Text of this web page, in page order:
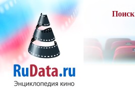
Поиск